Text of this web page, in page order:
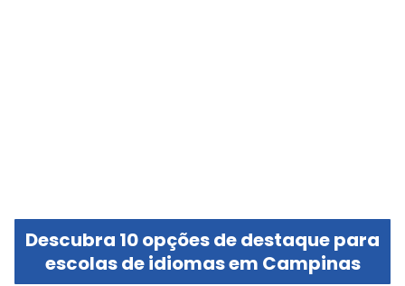
Descubra 10 opções de destaque para
escolas de idiomas em Campinas